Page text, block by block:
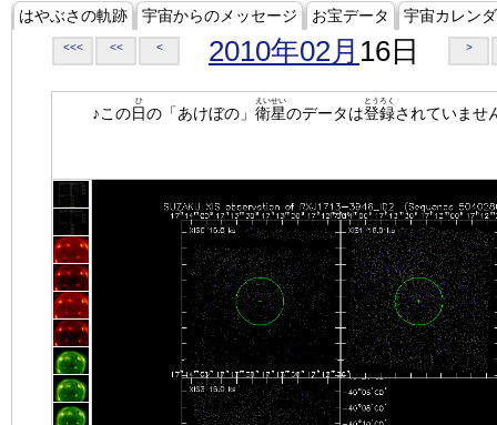
はやぶさの軌跡 宇宙からのメッセージ お宝データ 宇宙カレン
<<< << < 2010年02月 16日 >
♪この日
ひ
の「あけぼの」 衛星
えいせい
のデータは登録
とうろく
されていませ